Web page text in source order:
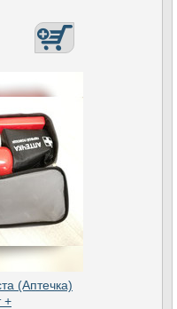
(Аптечка)
+